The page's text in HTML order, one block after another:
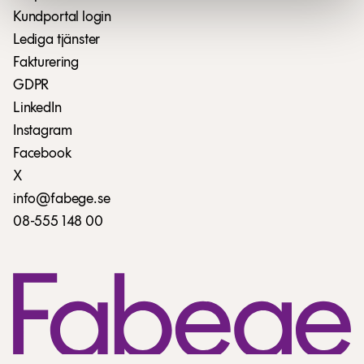
Kundportal login
Lediga tjänster
Fakturering
GDPR
LinkedIn
Instagram
Facebook
X
info@fabege.se
08-555 148 00